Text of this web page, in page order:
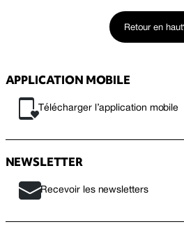
Retour en haut
APPLICATION MOBILE
Télécharger l’application mobile
NEWSLETTER
Recevoir les newsletters